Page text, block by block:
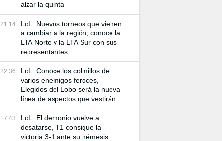
alzar la quinta
21:14
LoL: Nuevos torneos que vienen
a cambiar a la región, conoce la
LTA Norte y la LTA Sur con sus
representantes
22:36
LoL: Conoce los colmillos de
varios enemigos feroces,
Elegidos del Lobo será la nueva
línea de aspectos que vestirán a
Ambessa y Swain
17:43
LoL: El demonio vuelve a
desatarse, T1 consigue la
victoria 3-1 ante su némesis